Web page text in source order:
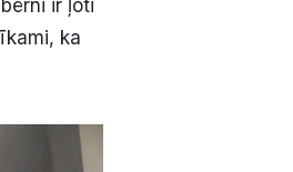
ir ļoti
ka